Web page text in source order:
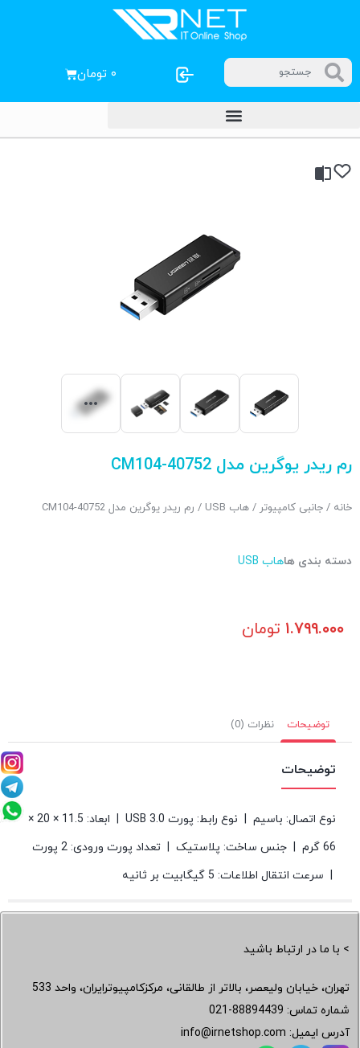
۰ تومان
رم ریدر یوگرین مدل CM104-40752
خانه / جانبی کامپیوتر / هاب USB / رم ریدر یوگرین مدل CM104-40752
دسته بندی هاهاب USB
۱.۷۹۹.۰۰۰ تومان
توضیحات نظرات (0)
توضیحات
نوع اتصال: باسیم | نوع رابط: پورت USB 3.0 | ابعاد: 11.5 × 20 ×
66 گرم | جنس ساخت: پلاستیک | تعداد پورت ورودی: 2 پورت
| سرعت انتقال اطلاعات: 5 گیگابیت بر ثانیه
> با ما در ارتباط باشید
تهران، خیابان ولیعصر، بالاتر از طالقانی، مرکزکامپیوترایران، واحد 533
شماره تماس: 021-88894439
آدرس ایمیل: info@irnetshop.com